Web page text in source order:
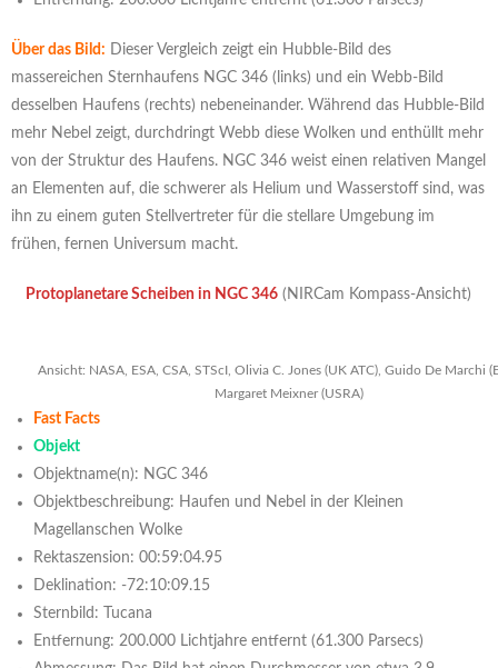
Über das Bild: Dieser Vergleich zeigt ein Hubble-Bild des
massereichen Sternhaufens NGC 346 (links) und ein Webb-Bild
desselben Haufens (rechts) nebeneinander. Während das Hubble-Bild
mehr Nebel zeigt, durchdringt Webb diese Wolken und enthüllt mehr
von der Struktur des Haufens. NGC 346 weist einen relativen Mangel
an Elementen auf, die schwerer als Helium und Wasserstoff sind, was
ihn zu einem guten Stellvertreter für die stellare Umgebung im
frühen, fernen Universum macht.
Protoplanetare Scheiben in NGC 346 (NIRCam Kompass-Ansicht)
Ansicht: NASA, ESA, CSA, STScI, Olivia C. Jones (UK ATC), Guido De Marchi
Margaret Meixner (USRA)
Fast Facts
Objekt
Objektname(n): NGC 346
Objektbeschreibung: Haufen und Nebel in der Kleinen
Magellanschen Wolke
Rektaszension: 00:59:04.95
Deklination: -72:10:09.15
Sternbild: Tucana
Entfernung: 200.000 Lichtjahre entfernt (61.300 Parsecs)